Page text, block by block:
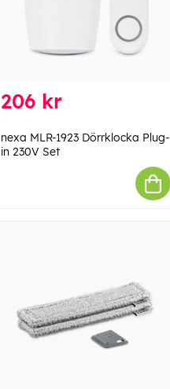
206 kr
nexa MLR-1923 Dörrklocka Plug-
in 230V Set